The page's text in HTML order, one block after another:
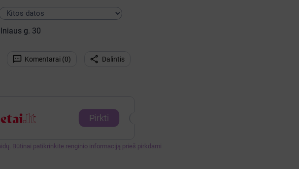
g. 30
 Komentarai (0)  Dalintis
Pirkti
Būtinai patikrinkite renginio informaciją prieš pirkdami